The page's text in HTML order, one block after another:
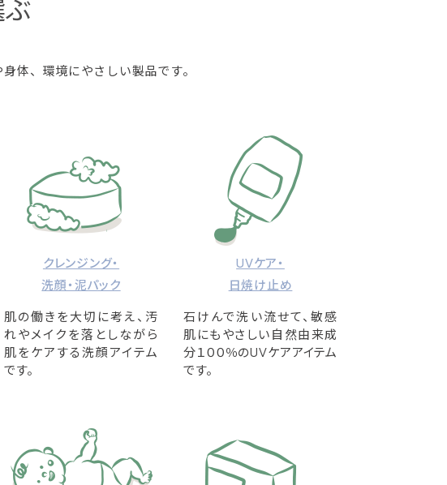
体、環境にやさしい製品です。
クレンジング・
洗顔・泥パック
肌の働きを大切に考え、汚
れやメイクを落としながら
肌をケアする洗顔アイテム
です。
UVケア・
日焼け止め
石けんで洗い流せて、敏感
肌にもやさしい自然由来成
分１００％のUVケアアイテム
です。